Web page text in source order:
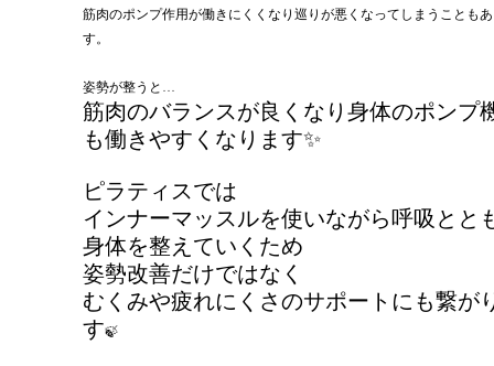
筋肉のポンプ作用が働きにくくなり巡りが悪くなってしまうことも
す。
姿勢が整うと…
筋肉のバランスが良くなり身体のポンプ
も働きやすくなります✨
ピラティスでは
インナーマッスルを使いながら呼吸とと
身体を整えていくため
姿勢改善だけではなく
むくみや疲れにくさのサポートにも繋が
す🍃